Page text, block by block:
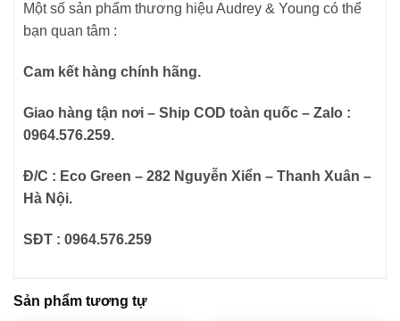
Một số sản phẩm thương hiệu Audrey & Young có thể
bạn quan tâm :
Cam kết hàng chính hãng.
Giao hàng tận nơi – Ship COD toàn quốc – Zalo :
0964.576.259.
Đ/C : Eco Green – 282 Nguyễn Xiển – Thanh Xuân –
Hà Nội.
SĐT : 0964.576.259
Sản phẩm tương tự